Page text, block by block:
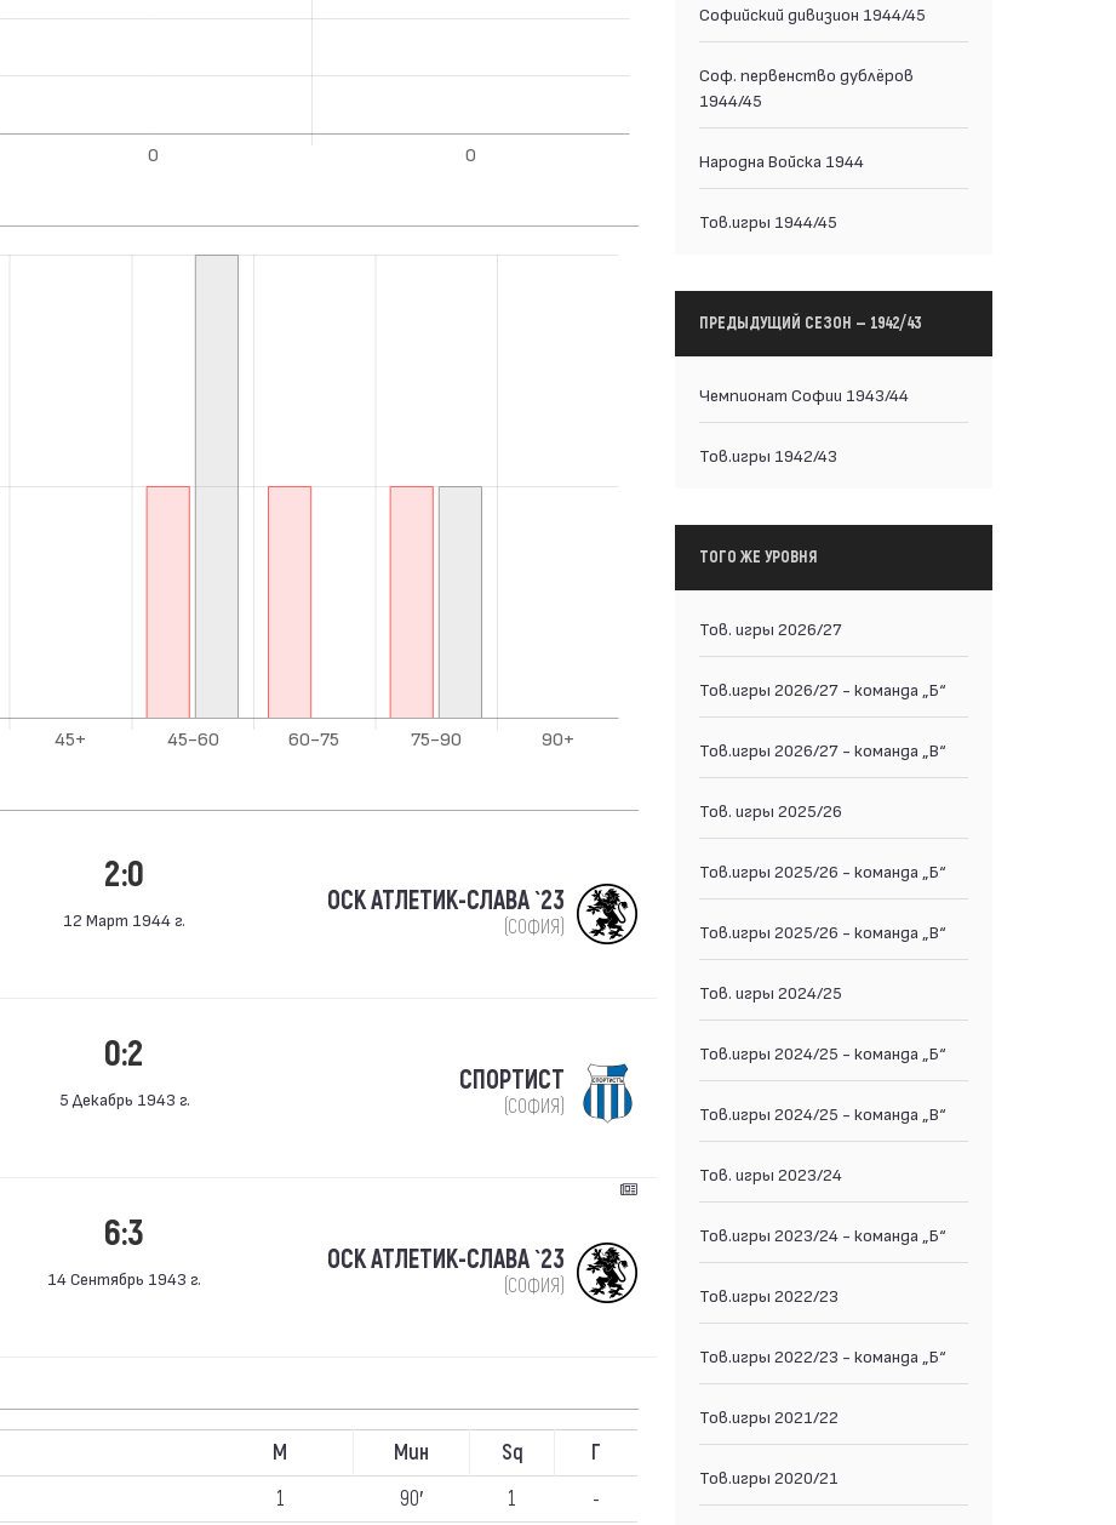
2:0
12 Март 1944 г.
ОСК АТЛЕТИК-СЛАВА `23
(СОФИЯ)
0:2
5 Декабрь 1943 г.
СПОРТИСТ
(СОФИЯ)
6:3
14 Сентябрь 1943 г.
ОСК АТЛЕТИК-СЛАВА `23
(СОФИЯ)
М Мин Sq
Г
1 90′ 1
-
Софийский дивизион 1944/45
Соф. первенство дублёров
1944/45
Народна Войска 1944
Тов.игры 1944/45
ПРЕДЫДУЩИЙ СЕЗОН — 1942/43
Чемпионат Софии 1943/44
Тов.игры 1942/43
ТОГО ЖЕ УРОВНЯ
Тов. игры 2026/27
Тов.игры 2026/27 - команда „Б“
Тов.игры 2026/27 - команда „В“
Тов. игры 2025/26
Тов.игры 2025/26 - команда „Б“
Тов.игры 2025/26 - команда „В“
Тов. игры 2024/25
Тов.игры 2024/25 - команда „Б“
Тов.игры 2024/25 - команда „В“
Тов. игры 2023/24
Тов.игры 2023/24 - команда „Б“
Тов.игры 2022/23
Тов.игры 2022/23 - команда „Б“
Тов.игры 2021/22
Тов.игры 2020/21